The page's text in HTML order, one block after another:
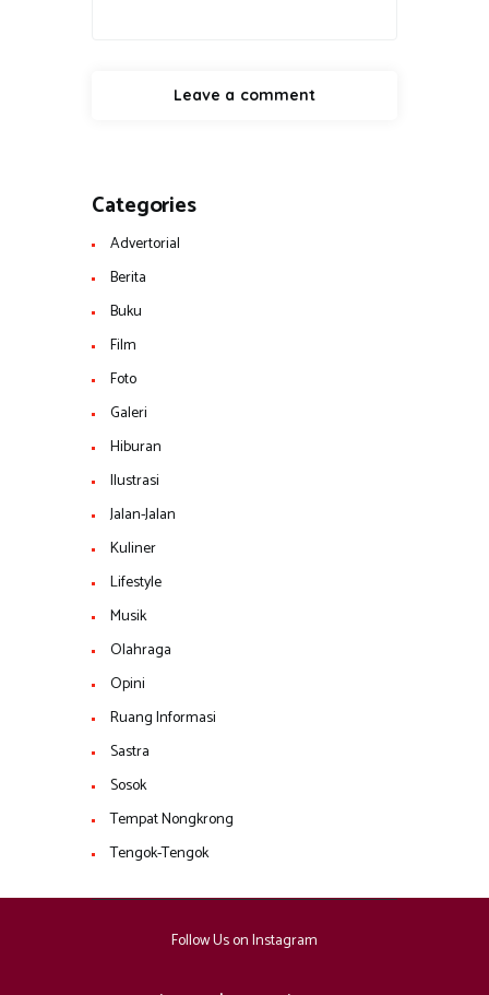
Categories
Advertorial
Berita
Buku
Film
Foto
Galeri
Hiburan
Ilustrasi
Jalan-Jalan
Kuliner
Lifestyle
Musik
Olahraga
Opini
Ruang Informasi
Sastra
Sosok
Tempat Nongkrong
Tengok-Tengok
Follow Us on Instagram